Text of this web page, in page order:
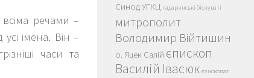
речами –
імена. Він –
часи та
Синод УГКЦ гадаринські біснуваті
митрополит
Володимир Війтишин
о. Яцек Салій єпископ
Василій Івасюк єпископат